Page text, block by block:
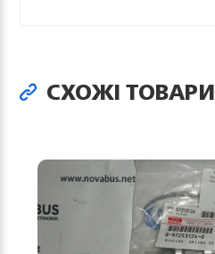
СХОЖІ ТОВАРИ